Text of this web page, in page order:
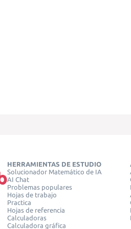
HERRAMIENTAS DE ESTUDIO
Solucionador Matemático de IA
AI Chat
Problemas populares
Hojas de trabajo
Practica
Hojas de referencia
Calculadoras
Calculadora gráfica